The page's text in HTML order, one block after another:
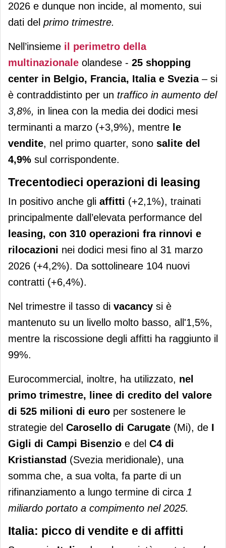
2026 e dunque non incide, al momento, sui
dati del primo trimestre.
Nell’insieme il perimetro della
multinazionale olandese - 25 shopping
center in Belgio, Francia, Italia e Svezia– si
è contraddistinto per un traffico in aumento del
3,8%, in linea con la media dei dodici mesi
terminanti a marzo (+3,9%), mentre le
vendite, nel primo quarter, sono salite del
4,9% sul corrispondente.
Trecentodieci operazioni di leasing
In positivo anche gli affitti (+2,1%), trainati
principalmente dall’elevata performance del
leasing, con 310 operazioni fra rinnovi e
rilocazioni nei dodici mesi fino al 31 marzo
2026 (+4,2%). Da sottolineare 104 nuovi
contratti (+6,4%).
Nel trimestre il tasso di vacancy si è
mantenuto su un livello molto basso, all'1,5%,
mentre la riscossione degli affitti ha raggiunto il
99%.
Eurocommercial, inoltre, ha utilizzato, nel
primo trimestre, linee di credito del valore
di 525 milioni di euro per sostenere le
strategie del Carosello di Carugate (Mi), de I
Gigli di Campi Bisenzio e del C4 di
Kristianstad (Svezia meridionale), una
somma che, a sua volta, fa parte di un
rifinanziamento a lungo termine di circa 1
miliardo portato a compimento nel 2025.
Italia: picco di vendite e di affitti